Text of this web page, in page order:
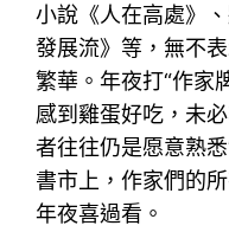
小說《人在高處》
發展流》等，無不
繁華。年夜打“作家
感到雞蛋好吃，未
者往往仍是愿意熟
書市上，作家們的
年夜喜過看。